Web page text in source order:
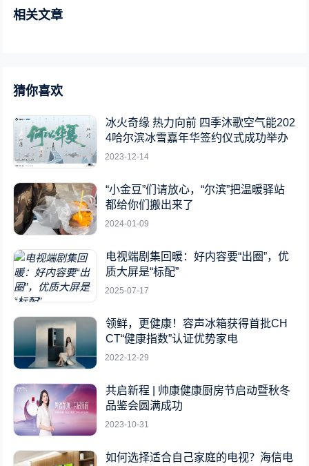
相关文章
猜你喜欢
冰火奇缘 热力向前 四季沐歌空气能202
4哈尔滨冰雪嘉年华签约仪式成功举办
2023-12-14
“小金豆”们请放心，“尔滨”把温暖驿站
都给你们搬出来了
2024-01-09
电视端剧集回暖：好内容要“出圈”，优
质大屏是“标配”
2025-07-17
领鲜，更健康！容声冰箱获得首批CH
CT“健康指数”认证优势家电
2022-12-29
共启新程 | 帅康健康厨房节启动暨秋冬
品鉴会圆满成功
2023-10-31
如何选择适合自己家庭的电视？海信电